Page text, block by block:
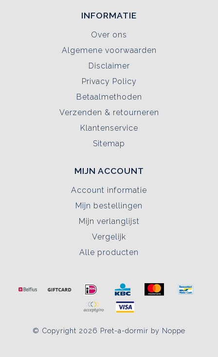
INFORMATIE
Over ons
Algemene voorwaarden
Disclaimer
Privacy Policy
Betaalmethoden
Verzenden & retourneren
Klantenservice
Sitemap
MIJN ACCOUNT
Account informatie
Mijn bestellingen
Mijn verlanglijst
Vergelijk
Alle producten
© Copyright 2026 Pret-a-dormir by Noppe